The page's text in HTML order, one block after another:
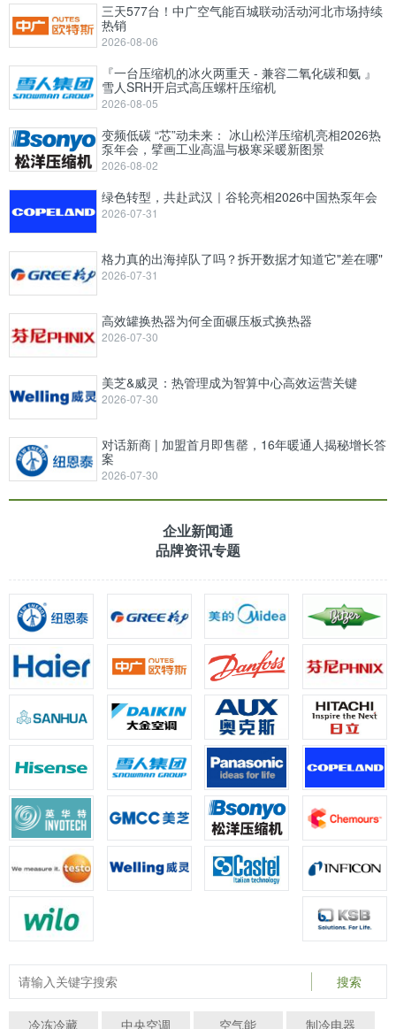
三天577台！中广空气能百城联动活动河北市场持续
热销
2026-08-06
『一台压缩机的冰火两重天 - 兼容二氧化碳和氨 』
雪人SRH开启式高压螺杆压缩机
2026-08-05
变频低碳 “芯”动未来： 冰山松洋压缩机亮相2026热
泵年会，擘画工业高温与极寒采暖新图景
2026-08-02
绿色转型，共赴武汉｜谷轮亮相2026中国热泵年会
2026-07-31
格力真的出海掉队了吗？拆开数据才知道它"差在哪"
2026-07-31
高效罐换热器为何全面碾压板式换热器
2026-07-30
美芝&威灵：热管理成为智算中心高效运营关键
2026-07-30
对话新商 | 加盟首月即售罄，16年暖通人揭秘增长答
案
2026-07-30
企业新闻通
品牌资讯专题
搜索
冷冻冷藏 中央空调 空气能 制冷电器